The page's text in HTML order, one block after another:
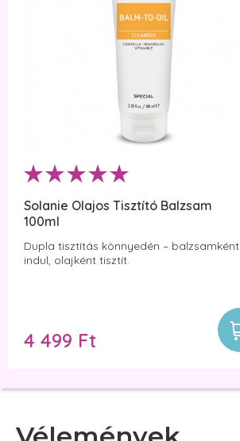
Solanie Olajos Tisztító Balzsam
100ml
Dupla tisztítás könnyedén – balzsamként
indul, olajként tisztít.
4 499 Ft